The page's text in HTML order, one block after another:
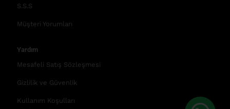
S.S.S
Müşteri Yorumları
Yardım
Mesafeli Satış Sözleşmesi
Gizlilik ve Güvenlik
Kullanım Koşulları